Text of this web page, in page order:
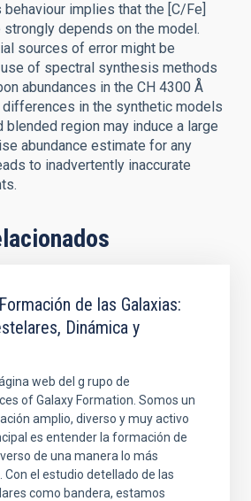
implies that the [C/Fe]
depends on the model.
sources of error might be
of spectral synthesis methods
abundances in the CH 4300 Å
in the synthetic models
region may induce a large
abundance estimate for any
to inadvertently inaccurate
de las Galaxias:
Dinámica y
web del g rupo de
of Galaxy Formation. Somos un
amplio, diverso y muy activo
es entender la formación de
de una manera lo más
el estudio detellado de las
como bandera, estamos